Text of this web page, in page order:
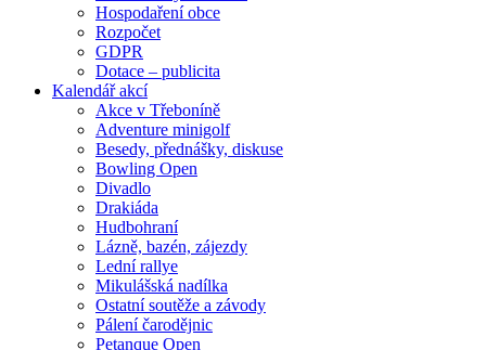
Hospodaření obce
Rozpočet
GDPR
Dotace – publicita
Kalendář akcí
Akce v Třeboníně
Adventure minigolf
Besedy, přednášky, diskuse
Bowling Open
Divadlo
Drakiáda
Hudbohraní
Lázně, bazén, zájezdy
Lední rallye
Mikulášská nadílka
Ostatní soutěže a závody
Pálení čarodějnic
Petanque Open